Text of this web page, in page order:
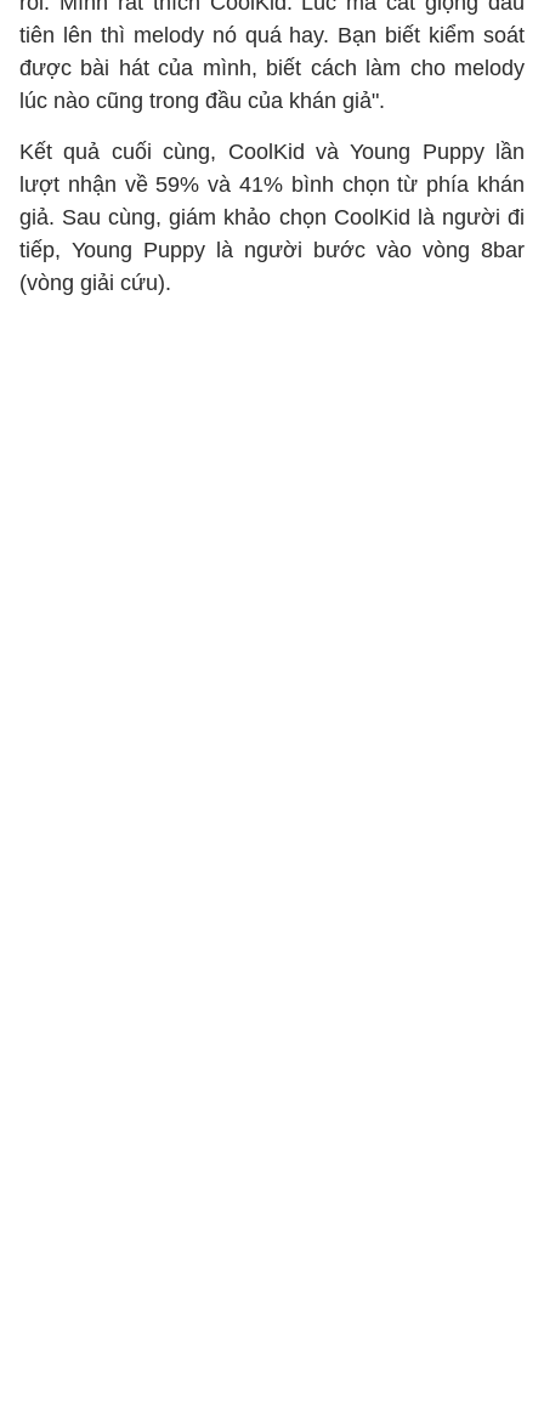
tiên lên thì melody nó quá hay. Bạn biết kiểm soát
được bài hát của mình, biết cách làm cho melody
lúc nào cũng trong đầu của khán giả".
Kết quả cuối cùng, CoolKid và Young Puppy lần
lượt nhận về 59% và 41% bình chọn từ phía khán
giả. Sau cùng, giám khảo chọn CoolKid là người đi
tiếp, Young Puppy là người bước vào vòng 8bar
(vòng giải cứu).